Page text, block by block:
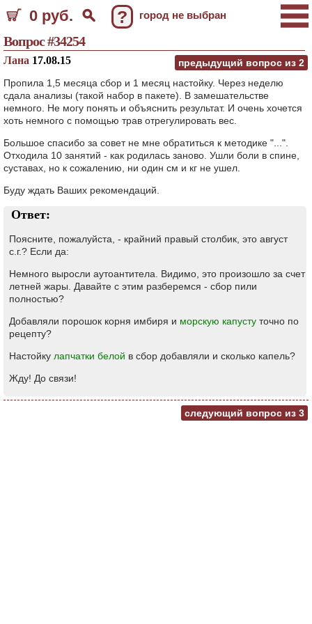
0 руб. ? город не выбран
Вопрос #34254
предыдущий вопрос из 2
Лана 17.08.15
Пропила 1,5 месяца сбор и 1 месяц настойку. Через неделю
сдала анализы (такой набор в пакете). В замешательстве
немного. Не могу понять и объяснить результат. И очень хочется
хоть немного с помощью трав отрегулировать вес.
Большое спасибо за совет не мне обратиться к методике "...".
Отходила 10 занятий - как родилась заново. Ушли боли в спине,
суставах, но к сожалению, ни один см и кг не ушел.
Буду ждать Ваших рекомендаций.
Ответ:
Поясните, пожалуйста, - крайний правый столбик, это август
с.г.? Если да:
Немного выросли аутоантитела. Видимо, это произошло за счет
летней жары. Давайте с этим разберемся - сбор пили
полностью?
Добавляли порошок корня имбиря и морскую капусту точно по
рецепту?
Настойку лапчатки белой в сбор добавляли и сколько капель?
Жду! До связи!
следующий вопрос из 3